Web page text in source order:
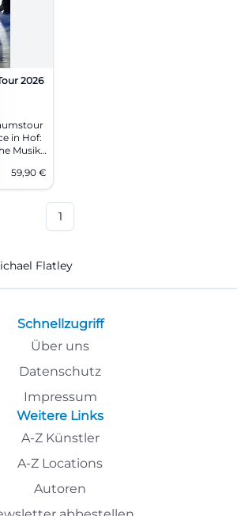
2026
in Hof:
Musik
und
59,90 €
1
Flatley
Schnellzugriff
Über uns
Datenschutz
Impressum
Weitere Links
A-Z Künstler
A-Z Locations
Autoren